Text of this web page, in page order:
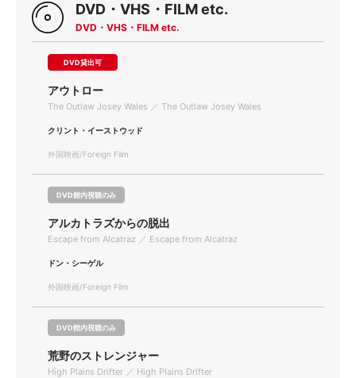
DVD・VHS・FILM etc.
DVD・VHS・FILM etc.
DVD貸出可
アウトロー
The Outlaw Josey Wales ／ The Outlaw Josey Wales
クリント・イーストウッド
外国映画/Foreign Film
DVD館内視聴のみ
アルカトラズからの脱出
Escape from Alcatraz ／ Escape from Alcatraz
ドン・シーゲル
外国映画/Foreign Film
DVD館内視聴のみ
荒野のストレンジャー
High Plains Drifter ／ High Plains Drifter